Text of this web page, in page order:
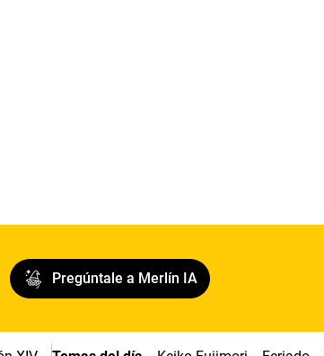
Pregúntale a Merlín IA